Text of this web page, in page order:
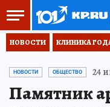
НОВОСТИ КЛИНИКА
НОВОСТИ ОБЩЕСТВО 24
Памятник